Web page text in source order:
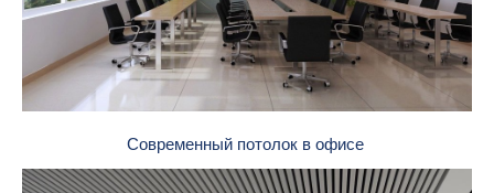
Современный потолок в офисе